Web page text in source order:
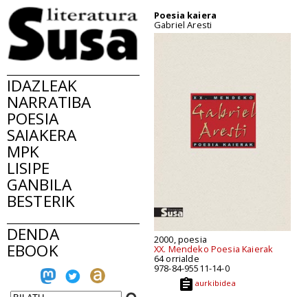
IDAZLEAK
NARRATIBA
POESIA
SAIAKERA
MPK
LISIPE
GANBILA
BESTERIK
DENDA
EBOOK
Poesia kaiera
Gabriel Aresti
2000, poesia
XX. Mendeko Poesia Kaierak
64 orrialde
978-84-95511-14-0
aurkibidea